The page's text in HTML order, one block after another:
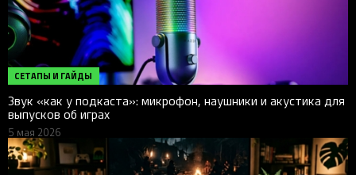
СЕТАПЫ И ГАЙДЫ
Звук «как у подкаста»: микрофон, наушники и акустика для
выпусков об играх
5 мая 2026